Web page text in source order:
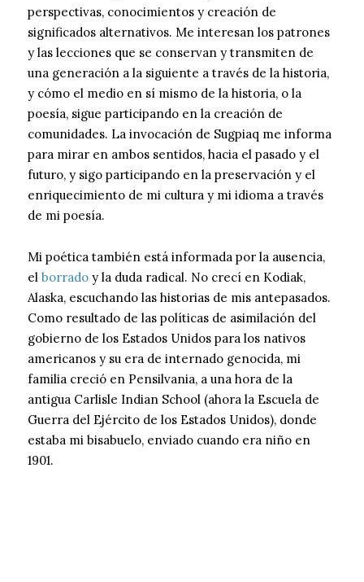
perspectivas, conocimientos y creación de
significados alternativos. Me interesan los patrones
y las lecciones que se conservan y transmiten de
una generación a la siguiente a través de la historia,
y cómo el medio en sí mismo de la historia, o la
poesía, sigue participando en la creación de
comunidades. La invocación de Sugpiaq me informa
para mirar en ambos sentidos, hacia el pasado y el
futuro, y sigo participando en la preservación y el
enriquecimiento de mi cultura y mi idioma a través
de mi poesía.
Mi poética también está informada por la ausencia,
el borrado y la duda radical. No crecí en Kodiak,
Alaska, escuchando las historias de mis antepasados.
Como resultado de las políticas de asimilación del
gobierno de los Estados Unidos para los nativos
americanos y su era de internado genocida, mi
familia creció en Pensilvania, a una hora de la
antigua Carlisle Indian School (ahora la Escuela de
Guerra del Ejército de los Estados Unidos), donde
estaba mi bisabuelo, enviado cuando era niño en
1901.